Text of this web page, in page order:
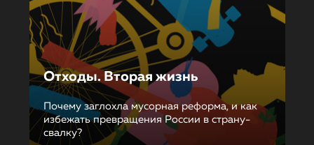
Отходы. Вторая жизнь
Почему заглохла мусорная реформа, и как
избежать превращения России в страну-
свалку?